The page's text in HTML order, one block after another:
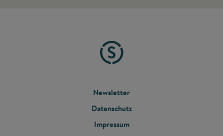
FOOTER
MENU
Newsletter
Datenschutz
Impressum